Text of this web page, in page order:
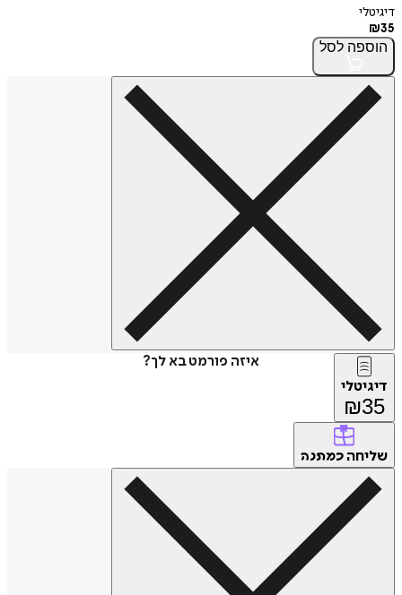
דיגיטלי
₪35
הוספה לסל
איזה פורמט בא לך?
דיגיטלי
₪35
שליחה כמתנה